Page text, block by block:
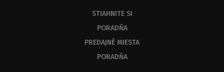
STIAHNITE SI
PORADŇA
PREDAJNÉ MIESTA
PORADŇA